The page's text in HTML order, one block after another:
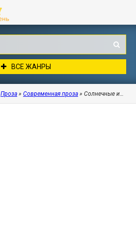
ВСЕ ЖАНРЫ
Проза » Современная проза » Солнечные искры